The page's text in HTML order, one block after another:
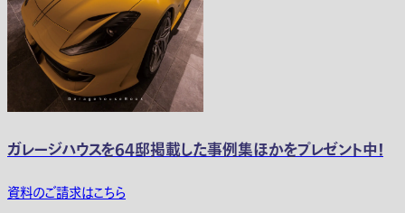
ガレージハウスを64邸掲載した事例集ほかをプレゼント中！
資料のご請求はこちら